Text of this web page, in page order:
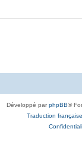
Développé parphpBB®
Traduction